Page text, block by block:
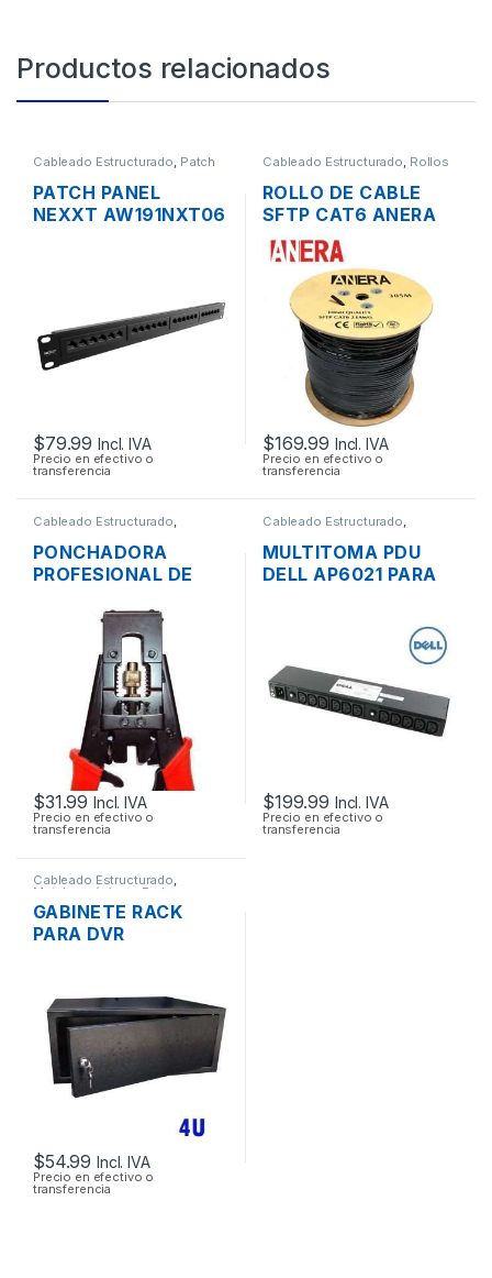
Productos relacionados
Cableado Estructurado, Patch
PATCH PANEL
NEXXT AW191NXT06
$79.99 Incl. IVA
Precio en efectivo o
transferencia
Cableado Estructurado, Rollos
ROLLO DE CABLE
SFTP CAT6 ANERA
BLINDADO EXTERIOR
305MTS
$169.99 Incl. IVA
Precio en efectivo o
transferencia
Cableado Estructurado
PONCHADORA
PROFESIONAL DE
AJUSTABLE RG6
RG58 RG59
$31.99 Incl. IVA
Precio en efectivo o
transferencia
Cableado Estructurado
Multitomas - Organizadores
MULTITOMA PDU
DELL AP6021 PARA
$199.99 Incl. IVA
Precio en efectivo o
transferencia
Cableado Estructurado,
Metalmecánicos Redes
GABINETE RACK
PARA DVR
MONOBLOQUE
$54.99 Incl. IVA
Precio en efectivo o
transferencia